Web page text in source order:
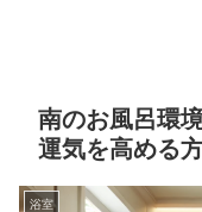
南のお風呂環
運気を高める
浴室